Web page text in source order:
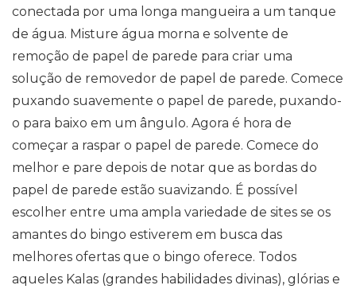
conectada por uma longa mangueira a um tanque
de água. Misture água morna e solvente de
remoção de papel de parede para criar uma
solução de removedor de papel de parede. Comece
puxando suavemente o papel de parede, puxando-
o para baixo em um ângulo. Agora é hora de
começar a raspar o papel de parede. Comece do
melhor e pare depois de notar que as bordas do
papel de parede estão suavizando. É possível
escolher entre uma ampla variedade de sites se os
amantes do bingo estiverem em busca das
melhores ofertas que o bingo oferece. Todos
aqueles Kalas (grandes habilidades divinas), glórias e